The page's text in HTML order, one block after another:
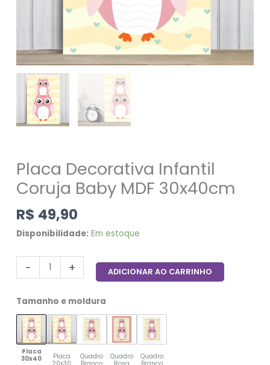
Placa Decorativa Infantil
Coruja Baby MDF 30x40cm
R$ 49,90
Disponibilidade: Em estoque
- + ADICIONAR AO CARRINHO
Tamanho e moldura
Placa
30x40
Placa
Quadro
Quadro
Quadro